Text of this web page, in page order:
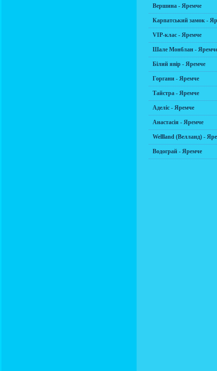
Вершина - Яремче
Карпатський замок -
VIP-клас - Яремче
Шале Монблан -
Білий явір - Яремче
Горгани - Яремче
Тайстра - Яремче
Аделіс - Яремче
Анастасія - Яремче
Wellland (Велланд) -
Водограй - Яремче